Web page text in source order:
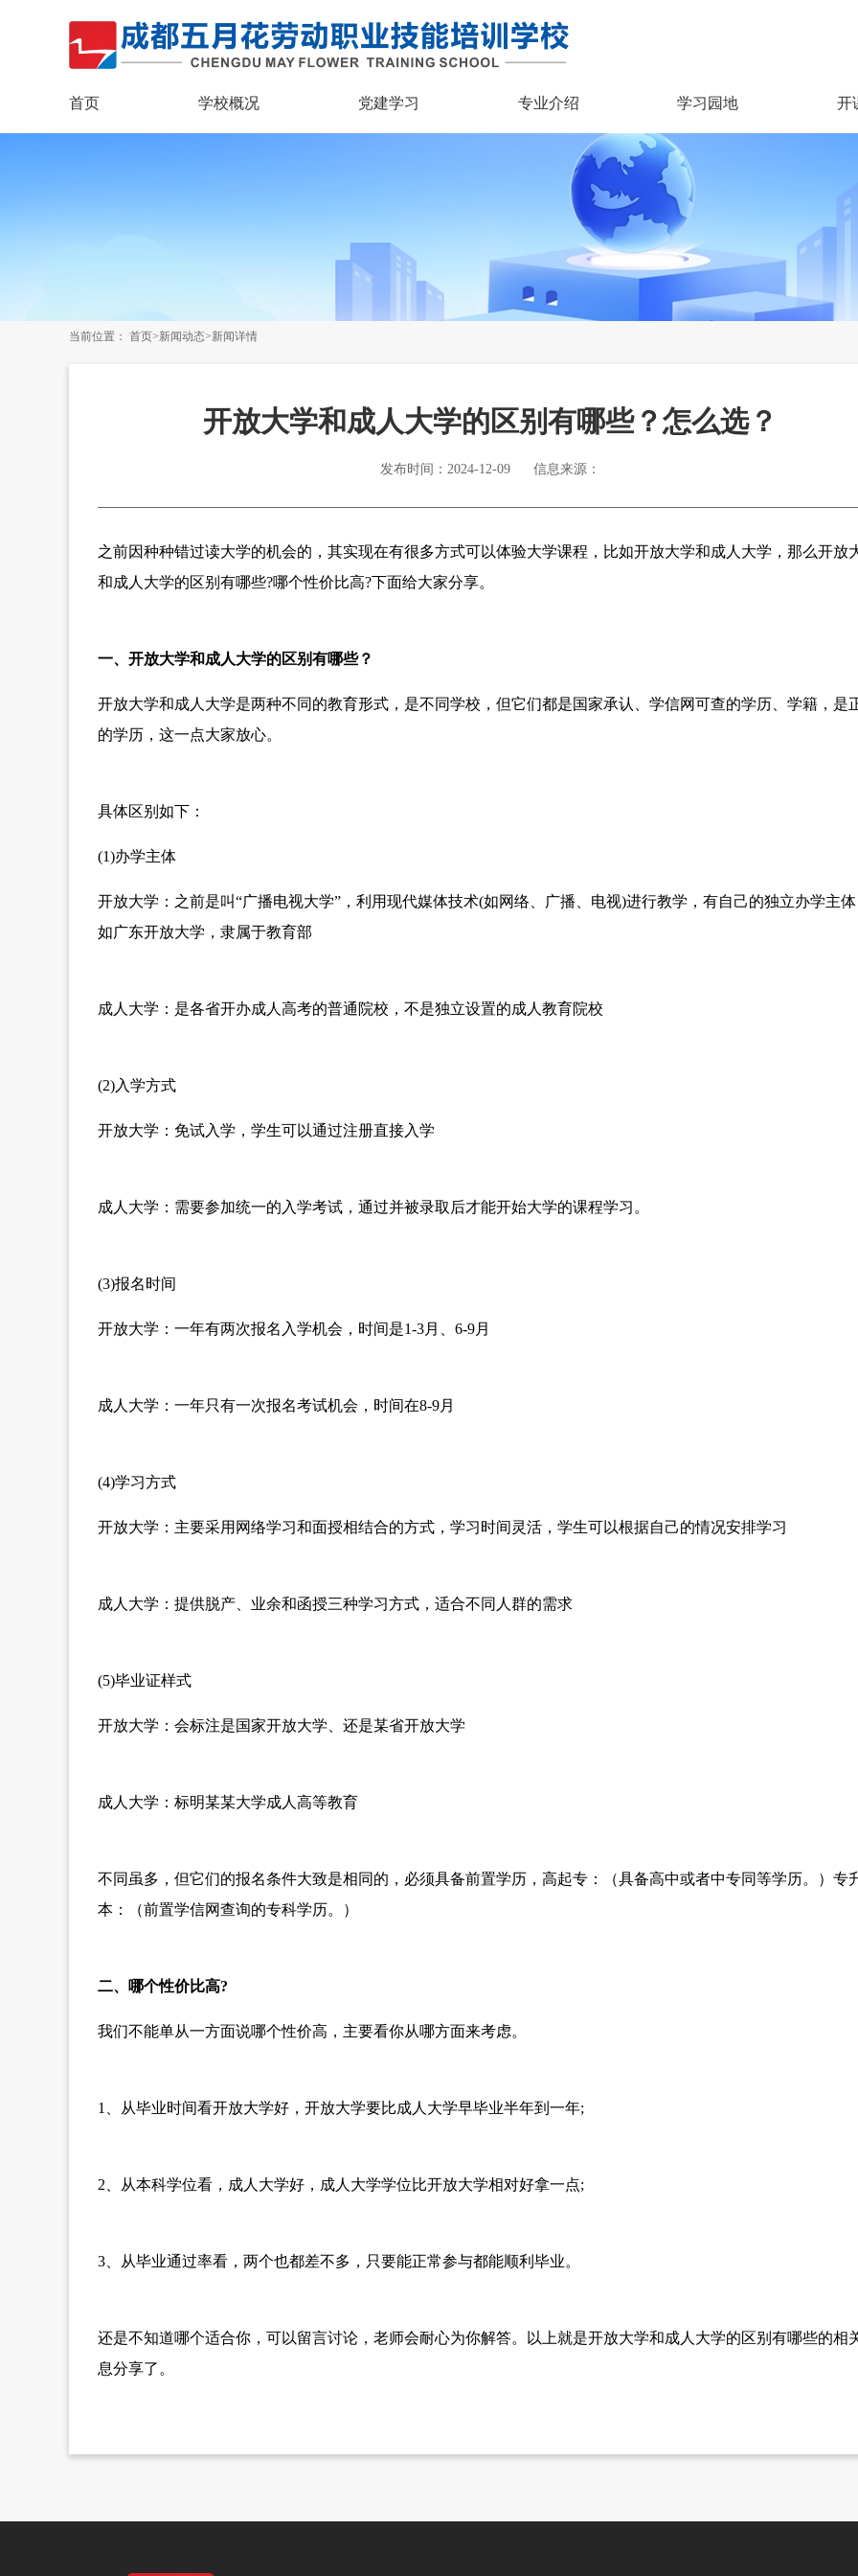
首页 学校概况 党建学习 专业介绍 学习园地 开
当前位置： 首页>新闻动态>新闻详情
开放大学和成人大学的区别有哪些？怎么选？
发布时间：2024-12-09 信息来源：
之前因种种错过读大学的机会的，其实现在有很多方式可以体验大学课程，比如开放大学和成人大学，那么开放
和成人大学的区别有哪些?哪个性价比高?下面给大家分享。
一、开放大学和成人大学的区别有哪些？
开放大学和成人大学是两种不同的教育形式，是不同学校，但它们都是国家承认、学信网可查的学历、学籍，是
的学历，这一点大家放心。
具体区别如下：
(1)办学主体
开放大学：之前是叫“广播电视大学”，利用现代媒体技术(如网络、广播、电视)进行教学，有自己的独立办学主
如广东开放大学，隶属于教育部
成人大学：是各省开办成人高考的普通院校，不是独立设置的成人教育院校
(2)入学方式
开放大学：免试入学，学生可以通过注册直接入学
成人大学：需要参加统一的入学考试，通过并被录取后才能开始大学的课程学习。
(3)报名时间
开放大学：一年有两次报名入学机会，时间是1-3月、6-9月
成人大学：一年只有一次报名考试机会，时间在8-9月
(4)学习方式
开放大学：主要采用网络学习和面授相结合的方式，学习时间灵活，学生可以根据自己的情况安排学习
成人大学：提供脱产、业余和函授三种学习方式，适合不同人群的需求
(5)毕业证样式
开放大学：会标注是国家开放大学、还是某省开放大学
成人大学：标明某某大学成人高等教育
不同虽多，但它们的报名条件大致是相同的，必须具备前置学历，高起专：（具备高中或者中专同等学历。）专
本：（前置学信网查询的专科学历。）
二、哪个性价比高?
我们不能单从一方面说哪个性价高，主要看你从哪方面来考虑。
1、从毕业时间看开放大学好，开放大学要比成人大学早毕业半年到一年;
2、从本科学位看，成人大学好，成人大学学位比开放大学相对好拿一点;
3、从毕业通过率看，两个也都差不多，只要能正常参与都能顺利毕业。
还是不知道哪个适合你，可以留言讨论，老师会耐心为你解答。以上就是开放大学和成人大学的区别有哪些的相
息分享了。